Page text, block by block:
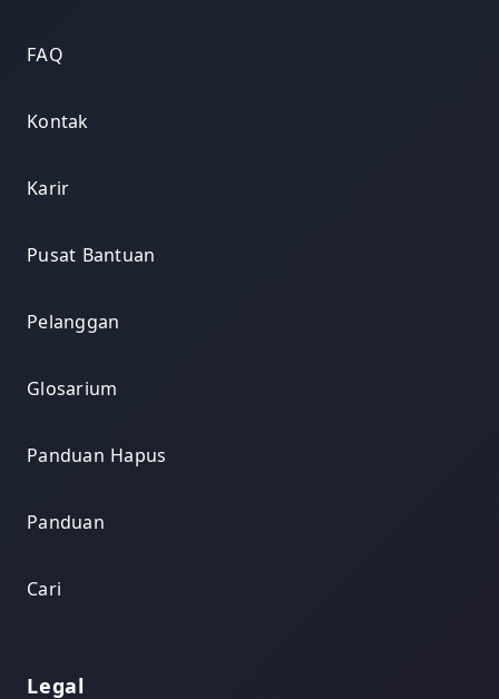
FAQ
Kontak
Karir
Pusat Bantuan
Pelanggan
Glosarium
Panduan Hapus
Panduan
Cari
Legal